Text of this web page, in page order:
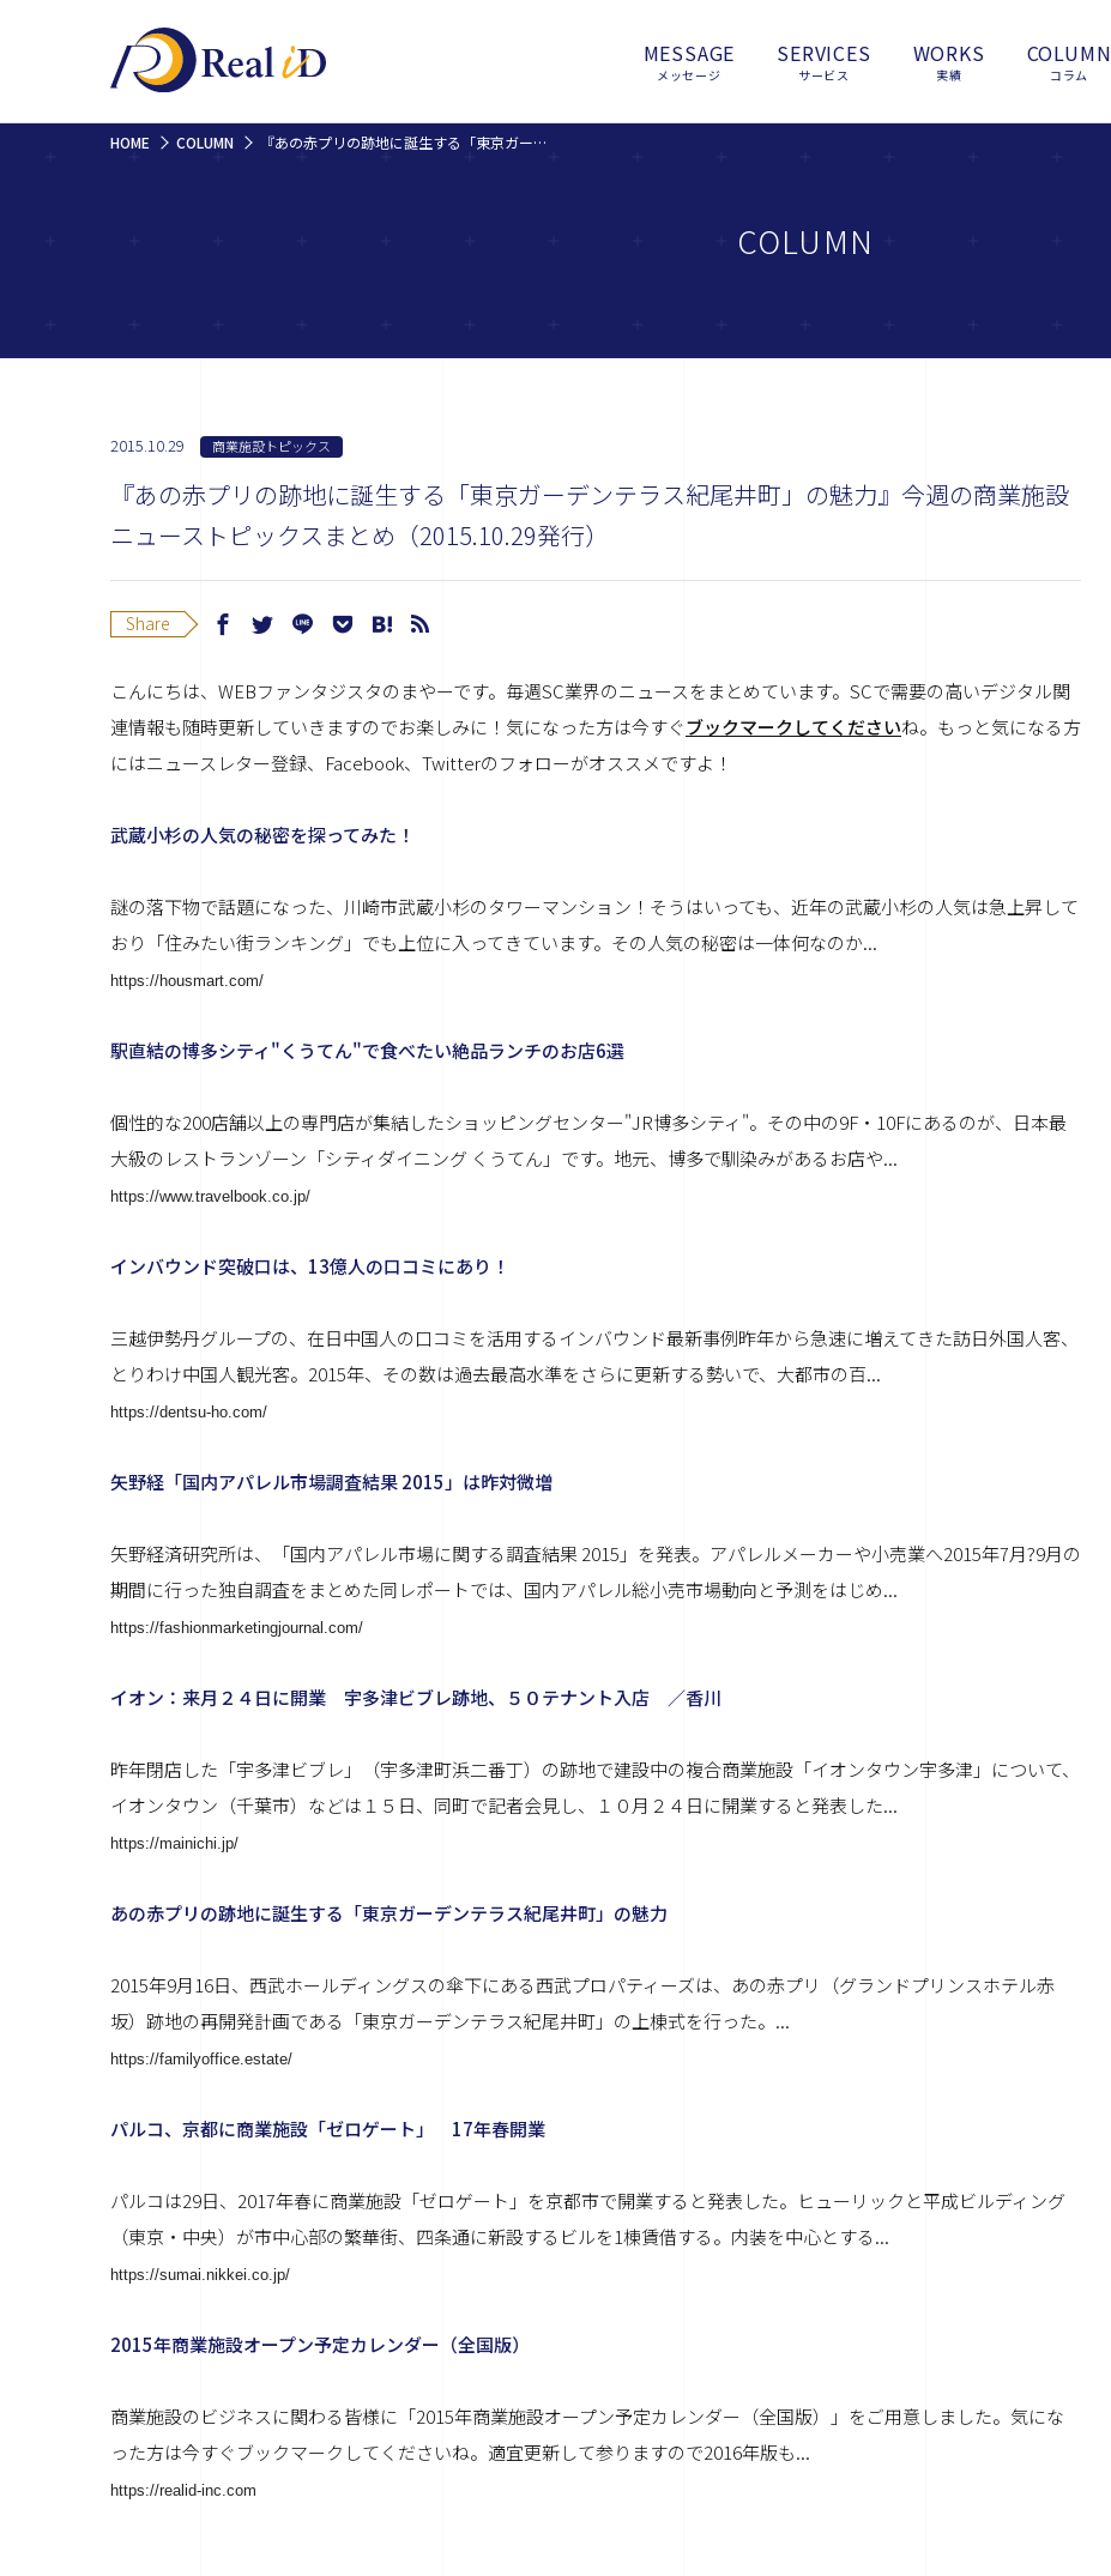
MESSAGE
メッセージ
SERVICES
サービス
WORKS
実績
COLUMN
コラム
HOME COLUMN 『あの赤プリの跡地に誕生する「東京ガーデンテラス紀尾井町」の魅力』今週の商業施設ニューストピックスまとめ（2015.10.29発行）
COLUMN
2015.10.29 商業施設トピックス
『あの赤プリの跡地に誕生する「東京ガーデンテラス紀尾井町」の魅力』今週の商業施設
ニューストピックスまとめ（2015.10.29発行）
Share
こんにちは、WEBファンタジスタのまやーです。毎週SC業界のニュースをまとめています。SCで需要の高いデジタル関
連情報も随時更新していきますのでお楽しみに！ 気になった方は今すぐブックマークしてくださいね。もっと気になる方
にはニュースレター登録、 Facebook、 Twitterのフォローがオススメですよ！
武蔵小杉の人気の秘密を探ってみた！
謎の落下物で話題になった、川崎市武蔵小杉のタワーマンション！そうはいっても、近年の武蔵小杉の人気は急上昇して
おり「住みたい街ランキング」でも上位に入ってきています。その人気の秘密は一体何なのか...
https://housmart.com/
駅直結の博多シティ"くうてん"で食べたい絶品ランチのお店6選
個性的な200店舗以上の専門店が集結したショッピングセンター"JR博多シティ"。その中の9F・10Fにあるのが、日本最
大級のレストランゾーン「シティダイニング くうてん」です。地元、博多で馴染みがあるお店や...
https://www.travelbook.co.jp/
インバウンド突破口は、13億人の口コミにあり！
三越伊勢丹グループの、在日中国人の口コミを活用するインバウンド最新事例昨年から急速に増えてきた訪日外国人客、
とりわけ中国人観光客。2015年、その数は過去最高水準をさらに更新する勢いで、大都市の百...
https://dentsu-ho.com/
矢野経「国内アパレル市場調査結果 2015」は昨対微増
矢野経済研究所は、「国内アパレル市場に関する調査結果 2015」を発表。アパレルメーカーや小売業へ2015年7月?9月の
期間に行った独自調査をまとめた同レポートでは、国内アパレル総小売市場動向と予測をはじめ...
https://fashionmarketingjournal.com/
イオン：来月２４日に開業 宇多津ビブレ跡地、５０テナント入店 ／香川
昨年閉店した「宇多津ビブレ」（宇多津町浜二番丁）の跡地で建設中の複合商業施設「イオンタウン宇多津」について、
イオンタウン（千葉市）などは１５日、同町で記者会見し、１０月２４日に開業すると発表した...
https://mainichi.jp/
あの赤プリの跡地に誕生する「東京ガーデンテラス紀尾井町」の魅力
2015年9月16日、西武ホールディングスの傘下にある西武プロパティーズは、あの赤プリ（グランドプリンスホテル赤
坂）跡地の再開発計画である「東京ガーデンテラス紀尾井町」の上棟式を行った。...
https://familyoffice.estate/
パルコ、京都に商業施設「ゼロゲート」 17年春開業
パルコは29日、2017年春に商業施設「ゼロゲート」を京都市で開業すると発表した。ヒューリックと平成ビルディング
（東京・中央）が市中心部の繁華街、四条通に新設するビルを1棟賃借する。内装を中心とする...
https://sumai.nikkei.co.jp/
2015年商業施設オープン予定カレンダー（全国版）
商業施設のビジネスに関わる皆様に「2015年商業施設オープン予定カレンダー（全国版）」をご用意しました。気にな
った方は今すぐブックマークしてくださいね。適宜更新して参りますので2016年版も...
https://realid-inc.com